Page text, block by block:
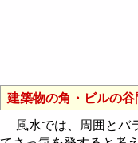
建築物の角・ビルの
風水では、周囲とバ